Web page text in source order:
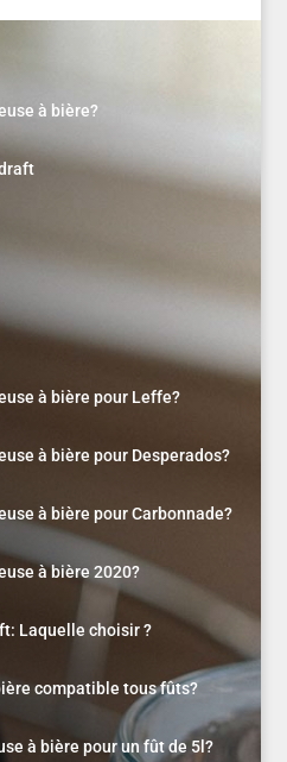
à bière?
à bière pour Leffe?
à bière pour Desperados?
à bière pour Carbonnade?
à bière 2020?
Laquelle choisir ?
compatible tous fûts?
à bière pour un fût de 5l?